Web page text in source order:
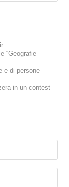
“Geografie
e di persone
in un contest